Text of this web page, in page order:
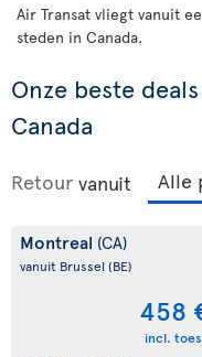
Air Transat vliegt vanuit
steden in Canada.
Onze beste
Canada
Retour vanuit
Montreal (CA)
vanuit Brussel (BE)
458
incl.